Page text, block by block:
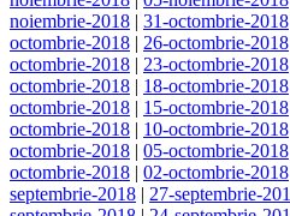
noiembrie-2018 | 31-octombrie-2018
octombrie-2018 | 26-octombrie-2018
octombrie-2018 | 23-octombrie-2018
octombrie-2018 | 18-octombrie-2018
octombrie-2018 | 15-octombrie-2018
octombrie-2018 | 10-octombrie-2018
octombrie-2018 | 05-octombrie-2018
octombrie-2018 | 02-octombrie-2018
septembrie-2018 | 27-septembrie-